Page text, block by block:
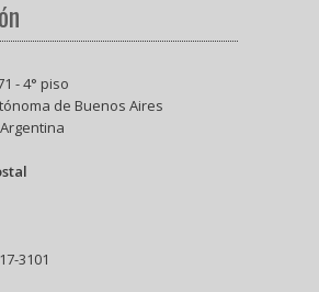
- 4° piso
de Buenos Aires
3101